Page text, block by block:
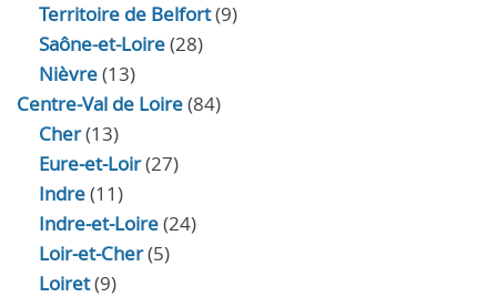
Territoire de Belfort(9)
Saône-et-Loire(28)
Nièvre(13)
Centre-Val de Loire(84)
Cher(13)
Eure‑et‑Loir(27)
Indre(11)
Indre‑et‑Loire(24)
Loir‑et‑Cher(5)
Loiret(9)